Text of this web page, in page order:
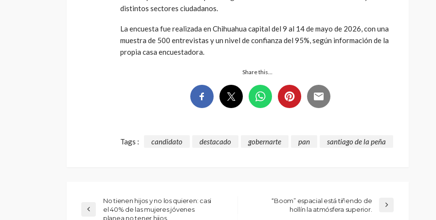
distintos sectores ciudadanos.
La encuesta fue realizada en Chihuahua capital del 9 al 14 de mayo de 2026, con una
muestra de 500 entrevistas y un nivel de confianza del 95%, según información de la
propia casa encuestadora.
Share this…
Tags : candidato destacado gobernarte pan santiago de la peña
No tienen hijos y no los quieren: casi
el 40% de las mujeres jóvenes
planea no tener hijos.
“Boom” espacial está tiñendo de
hollín la atmósfera superior.